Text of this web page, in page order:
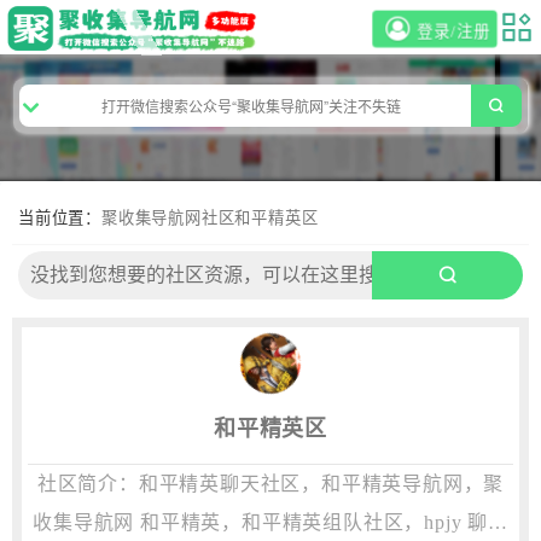
登录/注册
当前位置： 聚收集导航网 社区和平精英区
和平精英区
社区简介：和平精英聊天社区，和平精英导航网，聚
收集导航网 和平精英，和平精英组队社区，hpjy 聊天